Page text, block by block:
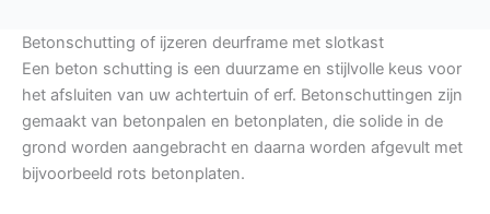
Betonschutting of ijzeren deurframe met slotkast
Een beton schutting is een duurzame en stijlvolle keus voor
het afsluiten van uw achtertuin of erf. Betonschuttingen zijn
gemaakt van betonpalen en betonplaten, die solide in de
grond worden aangebracht en daarna worden afgevult met
bijvoorbeeld rots betonplaten.